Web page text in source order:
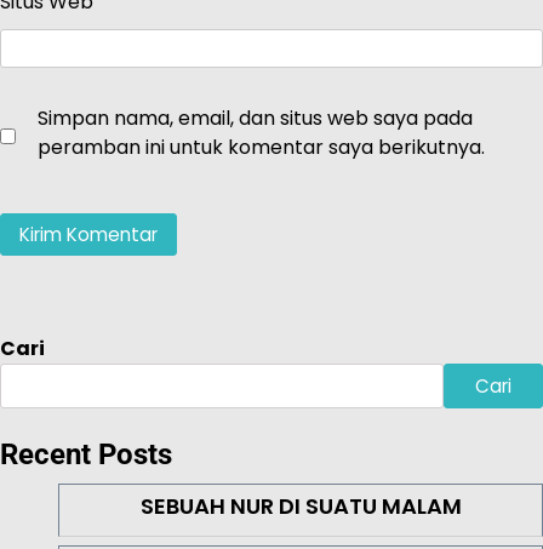
Simpan nama, email, dan situs web saya pada
peramban ini untuk komentar saya berikutnya.
Cari
Cari
Recent Posts
SEBUAH NUR DI SUATU MALAM